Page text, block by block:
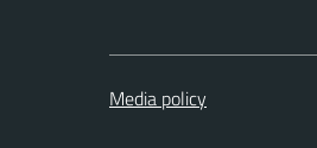
Media policy